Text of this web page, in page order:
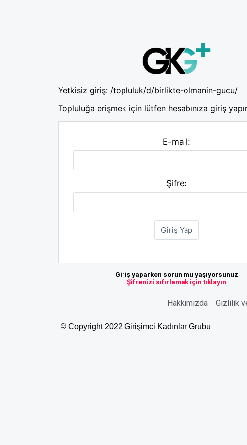
Yetkisiz giriş: /topluluk/d/birlikte-olmanin-gucu/
Topluluğa erişmek için lütfen hesabınıza giriş
E-mail:
Şifre:
Giriş yaparken sorun mu yaşıyorsunuz
Şifrenizi sıfırlamak için tıklayın
Hakkımızda Gizlilik
© Copyright 2022 Girişimci Kadınlar Grubu